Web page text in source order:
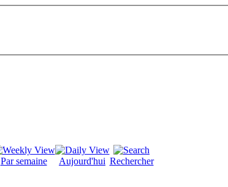
Par semaine Aujourd'hui Rechercher